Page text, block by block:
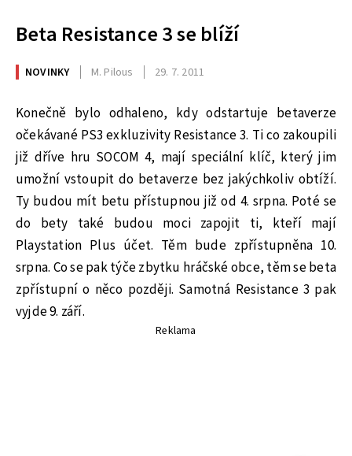
Beta Resistance 3 se blíží
NOVINKY M. Pilous 29. 7. 2011
Konečně bylo odhaleno, kdy odstartuje betaverze
očekávané PS3 exkluzivity Resistance 3. Ti co zakoupili
již dříve hru SOCOM 4, mají speciální klíč, který jim
umožní vstoupit do betaverze bez jakýchkoliv obtíží.
Ty budou mít betu přístupnou již od 4. srpna. Poté se
do bety také budou moci zapojit ti, kteří mají
Playstation Plus účet. Těm bude zpřístupněna 10.
srpna. Co se pak týče zbytku hráčské obce, těm se beta
zpřístupní o něco později. Samotná Resistance 3 pak
vyjde 9. září.
Reklama